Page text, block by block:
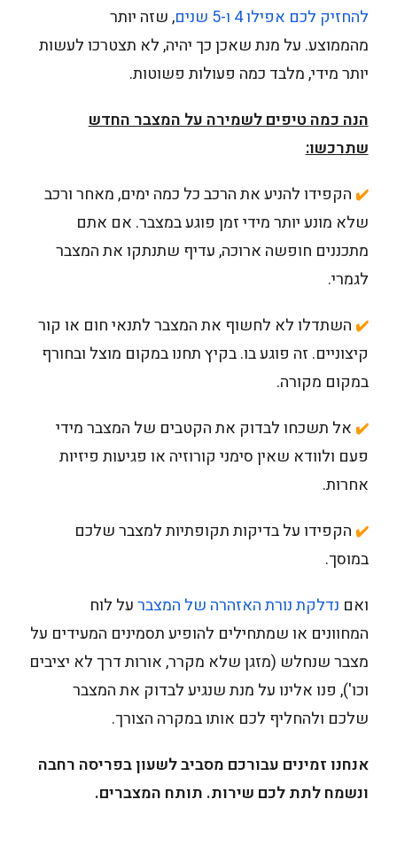
להחזיק לכם אפילו 4 ו-5 שנים
, שזה יותר
מהממוצע. על מנת שאכן כך יהיה, לא תצטרכו לעשות
יותר מידי, מלבד כמה פעולות פשוטות.
הנה כמה טיפים לשמירה על המצבר החדש
שתרכשו:
✔️ הקפידו להניע את הרכב כל כמה ימים, מאחר ורכב
שלא מונע יותר מידי זמן פוגע במצבר. אם אתם
מתכננים חופשה ארוכה, עדיף שתנתקו את המצבר
לגמרי.
✔️ השתדלו לא לחשוף את המצבר לתנאי חום או קור
קיצוניים. זה פוגע בו. בקיץ תחנו במקום מוצל ובחורף
במקום מקורה.
✔️ אל תשכחו לבדוק את הקטבים של המצבר מידי
פעם ולוודא שאין סימני קורוזיה או פגיעות פיזיות
אחרות.
✔️ הקפידו על בדיקות תקופתיות למצבר שלכם
במוסך.
ואם נדלקת נורת האזהרה של המצברעל לוח
המחוונים או שמתחילים להופיע תסמינים המעידים על
מצבר שנחלש (מזגן שלא מקרר, אורות דרך לא יציבים
וכו'), פנו אלינו על מנת שנגיע לבדוק את המצבר
שלכם ולהחליף לכם אותו במקרה הצורך.
אנחנו זמינים עבורכם מסביב לשעון בפריסה רחבה
ונשמח לתת לכם שירות. תותח המצברים.